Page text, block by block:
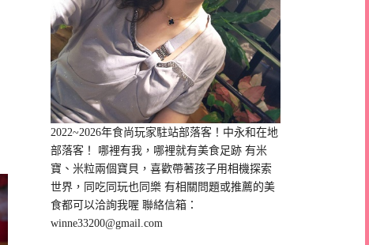
2022~2026年食尚玩家駐站部落客！中永和在地
部落客！ 哪裡有我，哪裡就有美食足跡 有米
寶、米粒兩個寶貝，喜歡帶著孩子用相機探索
世界，同吃同玩也同樂 有相關問題或推薦的美
食都可以洽詢我喔 聯絡信箱：
winne33200@gmail.com